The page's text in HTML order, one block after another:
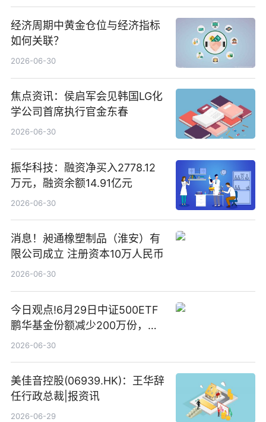
经济周期中黄金仓位与经济指标
如何关联？
2026-06-30
焦点资讯：侯启军会见韩国LG化
学公司首席执行官金东春
2026-06-30
振华科技：融资净买入2778.12
万元，融资余额14.91亿元
2026-06-30
消息！昶通橡塑制品（淮安）有
限公司成立 注册资本10万人民币
2026-06-30
今日观点!6月29日中证500ETF
鹏华基金份额减少200万份，重
仓股亨通光电、赤峰黄金、佰维
2026-06-30
美佳音控股(06939.HK)：王华辞
任行政总裁|报资讯
2026-06-29